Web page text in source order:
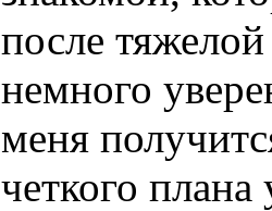
после
немного
меня
четкого